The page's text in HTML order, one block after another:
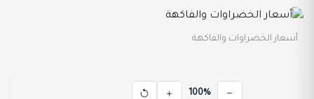
أسعار الخضراوات والفاكهة
100%